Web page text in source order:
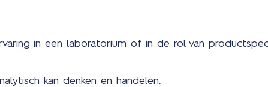
in een laboratorium of in de rol van
kan denken en handelen.